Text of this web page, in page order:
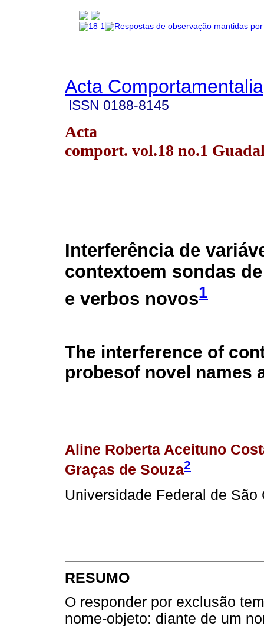
Acta Comportamentalia
ISSN 0188-8145
Acta
comport. vol.18 no.1
Interferência de
contextoem sondas
e verbos novos1
The interference of
probesof novel names
Aline Roberta Aceituno
Graças de Souza2
Universidade Federal de São
RESUMO
O responder por exclusão
nome-objeto: diante de um